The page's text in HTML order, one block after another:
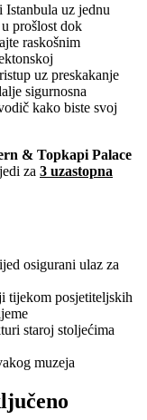
uz jednu
prošlost dok
raskošnim
uz preskakanje
sigurnosna
kako biste svoj
& Topkapi Palace
za 3 uzastopna
osigurani ulaz za
tijekom posjetiteljskih
staroj stoljećima
muzeja